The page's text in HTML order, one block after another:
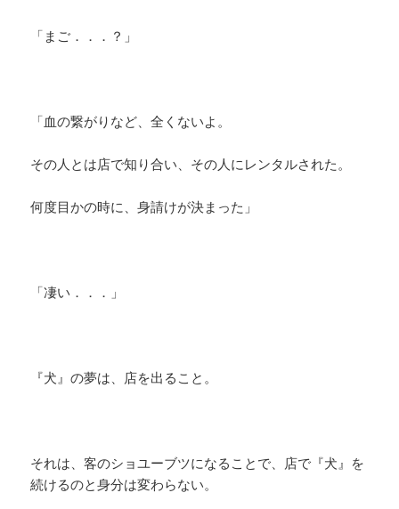
「まご．．．？」
「血の繋がりなど、全くないよ。
その人とは店で知り合い、その人にレンタルされた。
何度目かの時に、身請けが決まった」
「凄い．．．」
『犬』の夢は、店を出ること。
それは、客のショユーブツになることで、店で『犬』を
続けるのと身分は変わらない。